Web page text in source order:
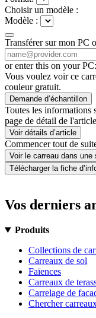
Choisir un modèle :
Modèle :
Transférer sur mon PC
or enter this on your PC:
Vous voulez voir ce
couleur gratuit.
Demande d’échantillon
Toutes les informations
page de détail de
Voir détails d’article
Commencer tout de
Voir le carreau dans une
Télécharger la fiche
Vos derniers
Produits
Collections de
Carreaux de sol
Faïences
Carreaux de
Carrelage de
Chercher